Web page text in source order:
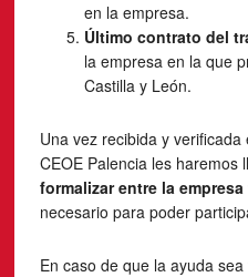
en la empresa.
Último contrato del
la empresa en la que
Castilla y León.
Una vez recibida y
CEOE Palencia les haremos
formalizar entre la empresa
necesario para poder
En caso de que la ayuda